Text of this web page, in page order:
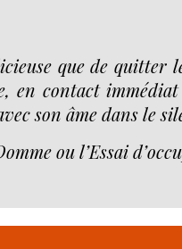
que de quitter
en contact immédiat
son âme dans le
ou l’Essai